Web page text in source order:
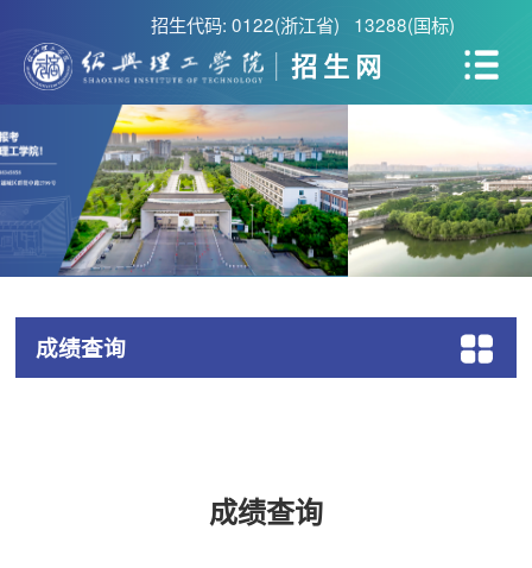
招生网
招生代码: 0122(浙江省) 13288(国标)
成绩查询
成绩查询